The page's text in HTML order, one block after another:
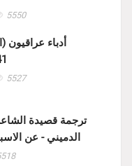
5550
أدباء عراقيون
5527
ترجمة قصيدة
الدميني - عن